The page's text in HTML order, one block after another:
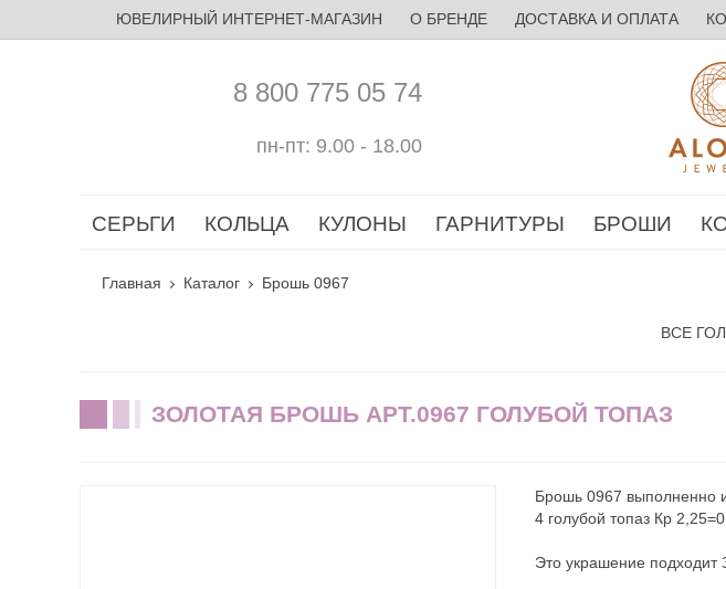
ЮВЕЛИРНЫЙ ИНТЕРНЕТ-МАГАЗИН О БРЕНДЕ ДОСТАВКА И ОПЛАТА
8 800 775 05 74
пн-пт: 9.00 - 18.00
СЕРЬГИ КОЛЬЦА КУЛОНЫ ГАРНИТУРЫ БРОШИ
Главная Каталог Брошь 0967
ВСЕ
ЗОЛОТАЯ БРОШЬ АРТ.0967 ГОЛУБОЙ ТОПАЗ
Брошь 0967 выполненно
4 голубой топаз Кр
Это украшение подходит